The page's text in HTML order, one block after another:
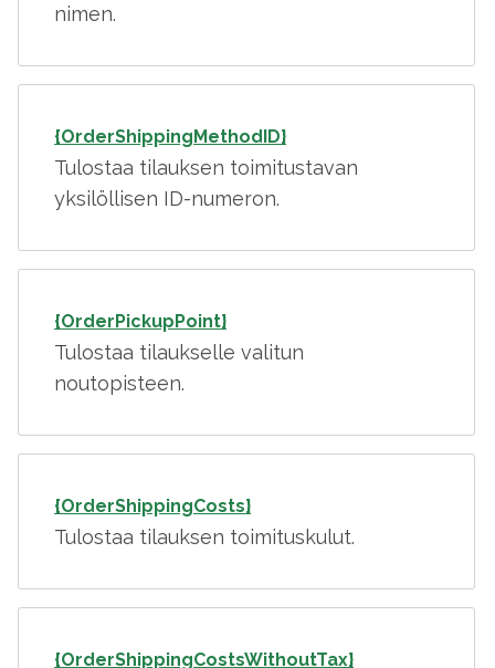
nimen.
{OrderShippingMethodID}
Tulostaa tilauksen toimitustavan
yksilöllisen ID-numeron.
{OrderPickupPoint}
Tulostaa tilaukselle valitun
noutopisteen.
{OrderShippingCosts}
Tulostaa tilauksen toimituskulut.
{OrderShippingCostsWithoutTax}